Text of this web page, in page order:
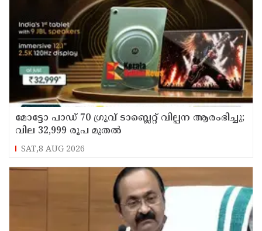
മോട്ടോ പാഡ് 70 ഗ്രൂവ് ടാബ്ലെറ്റ് വില്പന ആരംഭിച്ചു;
വില 32,999 രൂപ മുതൽ
SAT,8 AUG 2026